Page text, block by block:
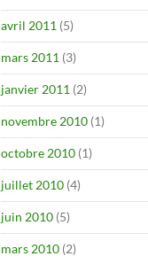
avril 2011 (5)
mars 2011 (3)
janvier 2011 (2)
novembre 2010 (1)
octobre 2010 (1)
juillet 2010 (4)
juin 2010 (5)
mars 2010 (2)